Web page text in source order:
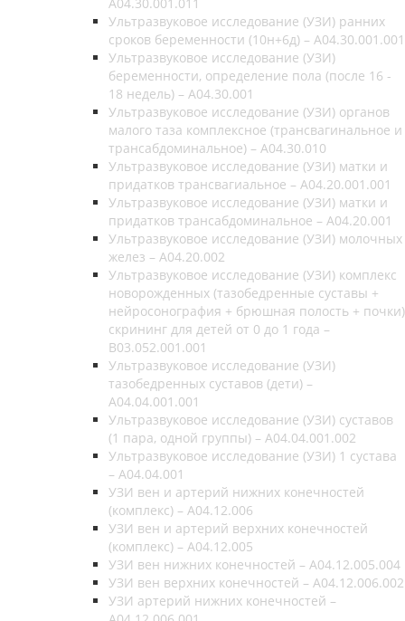
Ультразвуковое исследование (УЗИ) ранних
сроков беременности (10н+6д) – A04.30.001.001
Ультразвуковое исследование (УЗИ)
беременности, определение пола (после 16 -
18 недель) – A04.30.001
Ультразвуковое исследование (УЗИ) органов
малого таза комплексное (трансвагинальное и
трансабдоминальное) – A04.30.010
Ультразвуковое исследование (УЗИ) матки и
придатков трансвагиальное – A04.20.001.001
Ультразвуковое исследование (УЗИ) матки и
придатков трансабдоминальное – A04.20.001
Ультразвуковое исследование (УЗИ) молочных
желез – A04.20.002
Ультразвуковое исследование (УЗИ) комплекс
новорожденных (тазобедренные суставы +
нейросонография + брюшная полость + почки)
скрининг для детей от 0 до 1 года –
В03.052.001.001
Ультразвуковое исследование (УЗИ)
тазобедренных суставов (дети) –
A04.04.001.001
Ультразвуковое исследование (УЗИ) суставов
(1 пара, одной группы) – A04.04.001.002
Ультразвуковое исследование (УЗИ) 1 сустава
– A04.04.001
УЗИ вен и артерий нижних конечностей
(комплекс) – A04.12.006
УЗИ вен и артерий верхних конечностей
(комплекс) – A04.12.005
УЗИ вен нижних конечностей – A04.12.005.004
УЗИ вен верхних конечностей – A04.12.006.002
УЗИ артерий нижних конечностей –